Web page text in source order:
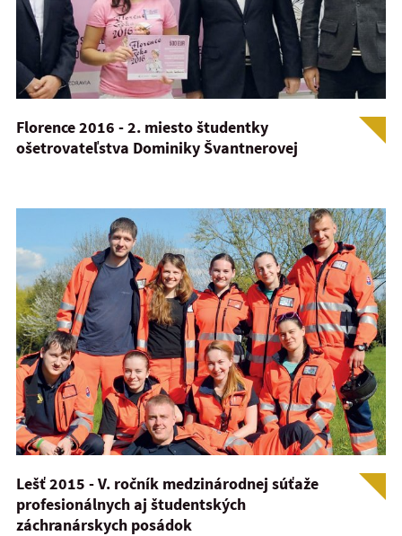
Florence 2016 - 2. miesto študentky
ošetrovateľstva Dominiky Švantnerovej
Lešť 2015 - V. ročník medzinárodnej súťaže
profesionálnych aj študentských
záchranárskych posádok